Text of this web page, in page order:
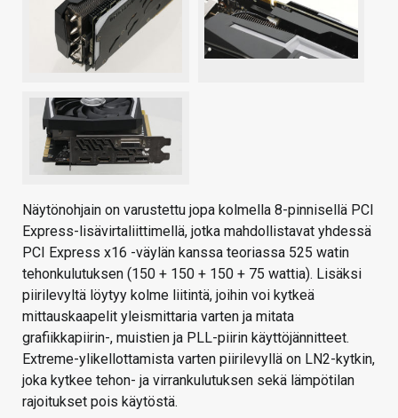
Näytönohjain on varustettu jopa kolmella 8-pinnisellä PCI
Express-lisävirtaliittimellä, jotka mahdollistavat yhdessä
PCI Express x16 -väylän kanssa teoriassa 525 watin
tehonkulutuksen (150 + 150 + 150 + 75 wattia). Lisäksi
piirilevyltä löytyy kolme liitintä, joihin voi kytkeä
mittauskaapelit yleismittaria varten ja mitata
grafiikkapiirin-, muistien ja PLL-piirin käyttöjännitteet.
Extreme-ylikellottamista varten piirilevyllä on LN2-kytkin,
joka kytkee tehon- ja virrankulutuksen sekä lämpötilan
rajoitukset pois käytöstä.